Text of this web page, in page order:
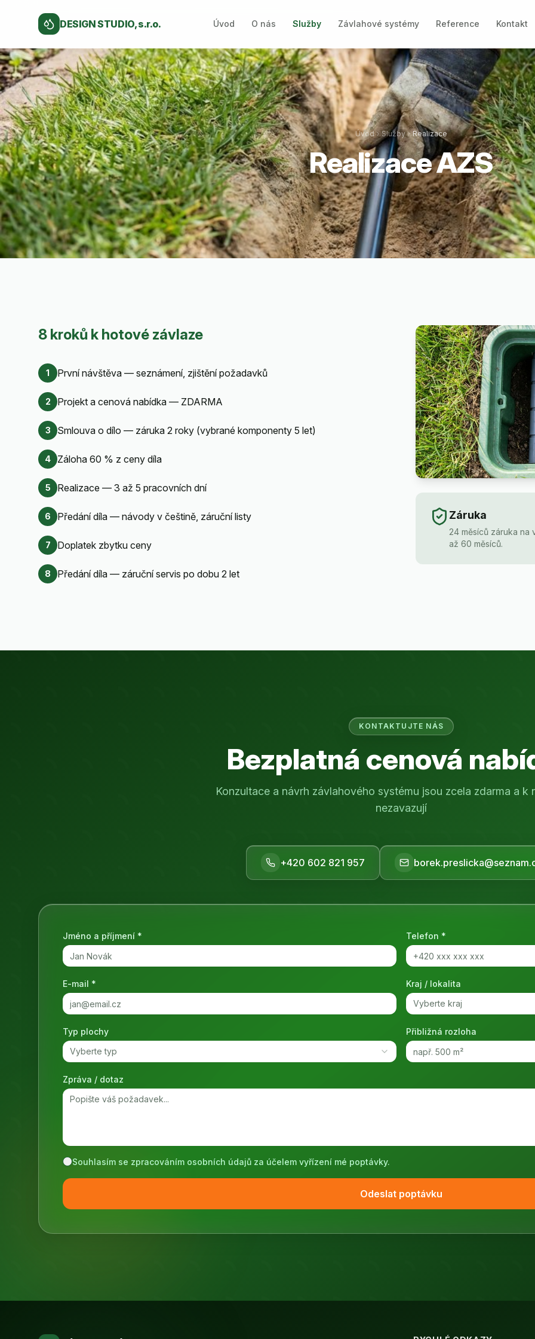
DESIGN STUDIO, s.r.o. Úvod O nás Služby Závlahové systémy Reference Kontakt
Úvod Služby Realizace
Realizace AZS
8 kroků k hotové závlaze
1 První návštěva — seznámení, zjištění požadavků
2 Projekt a cenová nabídka — ZDARMA
3 Smlouva o dílo — záruka 2 roky (vybrané komponenty 5 let)
4 Záloha 60 % z ceny díla
5 Realizace — 3 až 5 pracovních dní
6 Předání díla — návody v češtině, záruční listy
7 Doplatek zbytku ceny
8 Předání díla — záruční servis po dobu 2 let
Záruka
24 měsíců záruka
až 60 měsíců.
KONTAKTUJTE NÁS
Bezplatná cenová
Konzultace a návrh závlahového systému jsou zcela zdarma a k
nezavazují
+420 602 821 957
Jméno a příjmení * Telefon *
E-mail *
Kraj / lokalita
Vyberte kraj
Typ plochy
Vyberte typ
Přibližná rozloha
Zpráva / dotaz
Souhlasím se zpracováním osobních údajů za účelem vyřízení mé poptávky.
Odeslat poptávku